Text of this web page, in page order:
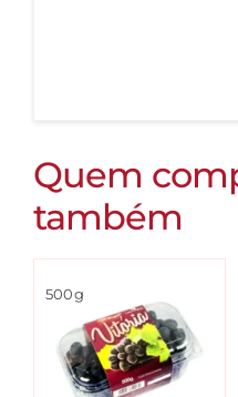
Quem
também
500g